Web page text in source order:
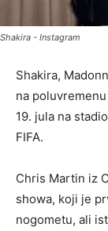
Shakira - Instagram
Shakira,
na
19. jula na
FIFA.
Chris Martin iz
showa, koji je
nogometu, ali